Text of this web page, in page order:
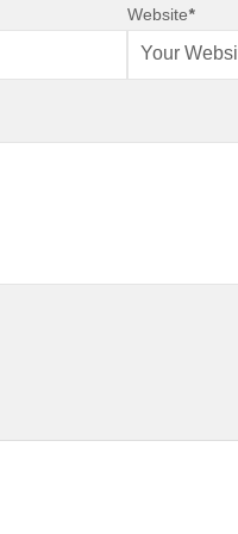
Website*